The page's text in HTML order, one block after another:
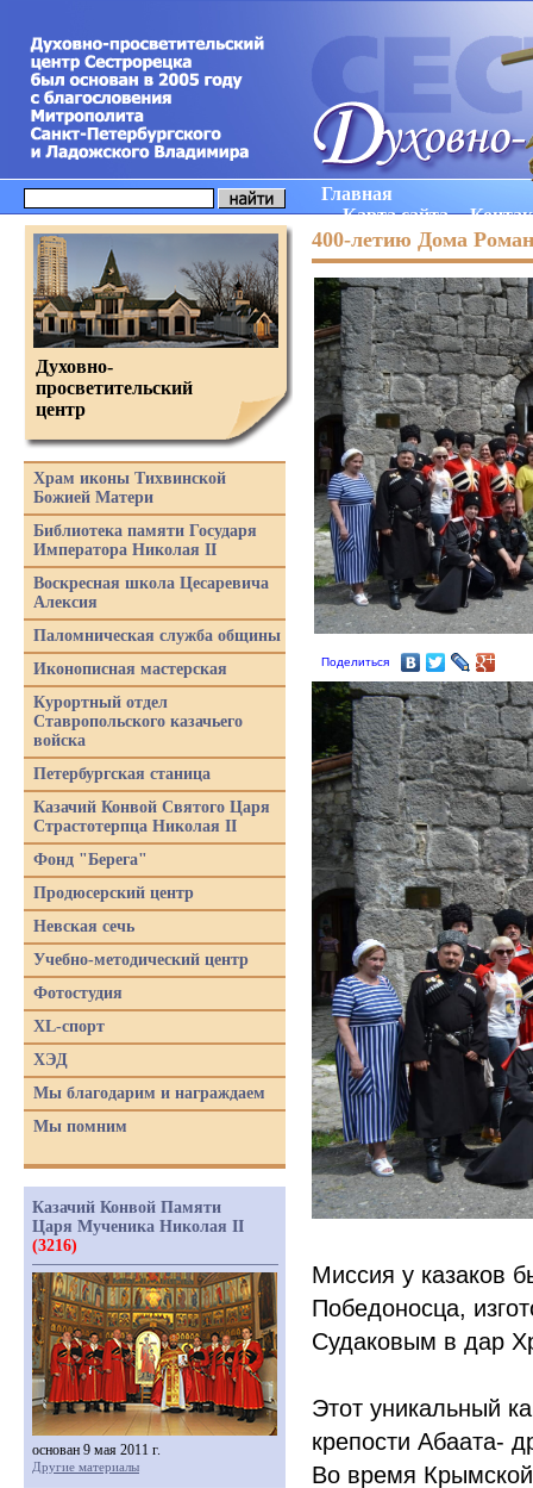
Главная
Карта сайта
400-летию Дома
Поделиться
Миссия у казаков
Победоносца,
Судаковым в дар
Этот уникальный
крепости Абаата-
Во время
Духовно-
просветительский
центр
Храм иконы Тихвинской
Божией Матери
Библиотека памяти Государя
Императора Николая II
Воскресная школа Цесаревича
Алексия
Паломническая служба общины
Иконописная мастерская
Курортный отдел
Ставропольского казачьего
войска
Петербургская станица
Казачий Конвой Святого Царя
Страстотерпца Николая II
Фонд "Берега"
Продюсерский центр
Невская сечь
Учебно-методический центр
Фотостудия
XL-спорт
ХЭД
Мы благодарим и награждаем
Мы помним
Казачий Конвой Памяти
Царя Мученика Николая II
(3216)
основан 9 мая 2011 г.
Другие материалы